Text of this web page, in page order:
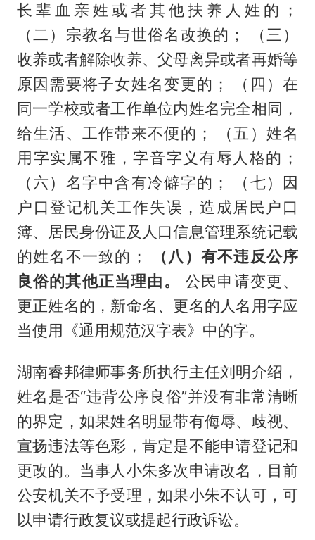
长辈血亲姓或者其他扶养人姓的；
（二）宗教名与世俗名改换的； （三）
收养或者解除收养、父母离异或者再婚等
原因需要将子女姓名变更的； （四）在
同一学校或者工作单位内姓名完全相同，
给生活、工作带来不便的； （五）姓名
用字实属不雅，字音字义有辱人格的；
（六）名字中含有冷僻字的； （七）因
户口登记机关工作失误，造成居民户口
簿、居民身份证及人口信息管理系统记载
的姓名不一致的；
（八）有不违反公序
良俗的其他正当理由。
公民申请变更、
更正姓名的，新命名、更名的人名用字应
当使用《通用规范汉字表》中的字。
湖南睿邦律师事务所执行主任刘明介绍，
姓名是否“违背公序良俗”并没有非常清晰
的界定，如果姓名明显带有侮辱、歧视、
宣扬违法等色彩，肯定是不能申请登记和
更改的。当事人小朱多次申请改名，目前
公安机关不予受理，如果小朱不认可，可
以申请行政复议或提起行政诉讼。